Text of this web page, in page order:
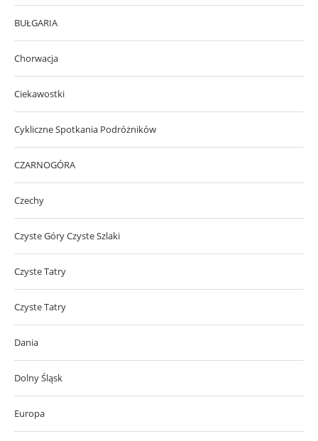
BUŁGARIA
Chorwacja
Ciekawostki
Cykliczne Spotkania Podróżników
CZARNOGÓRA
Czechy
Czyste Góry Czyste Szlaki
Czyste Tatry
Czyste Tatry
Dania
Dolny Śląsk
Europa